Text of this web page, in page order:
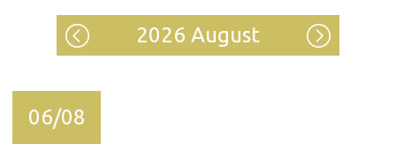
2026 August
06/08